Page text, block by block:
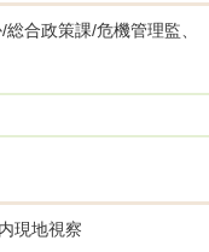
合政策課/危機管理監、
現地視察